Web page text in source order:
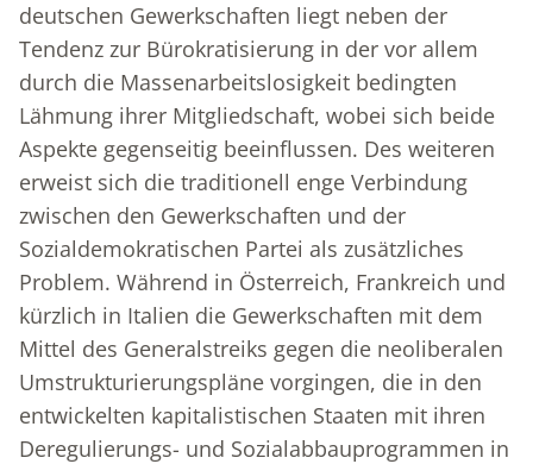
deutschen Gewerkschaften liegt neben der
Tendenz zur Bürokratisierung in der vor allem
durch die Massenarbeitslosigkeit bedingten
Lähmung ihrer Mitgliedschaft, wobei sich beide
Aspekte gegenseitig beeinflussen. Des weiteren
erweist sich die traditionell enge Verbindung
zwischen den Gewerkschaften und der
Sozialdemokratischen Partei als zusätzliches
Problem. Während in Österreich, Frankreich und
kürzlich in Italien die Gewerkschaften mit dem
Mittel des Generalstreiks gegen die neoliberalen
Umstrukturierungspläne vorgingen, die in den
entwickelten kapitalistischen Staaten mit ihren
Deregulierungs- und Sozialabbauprogrammen in